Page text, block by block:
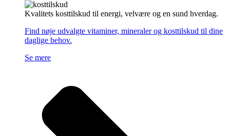
Kvalitets kosttilskud til energi, velvære og en sund hverdag.
Find nøje udvalgte vitaminer, mineraler og kosttilskud til dine
daglige behov.
Se mere